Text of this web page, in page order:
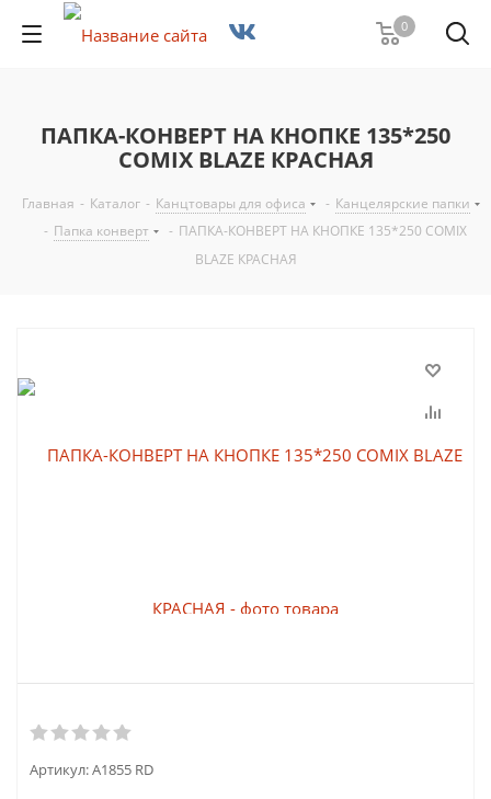
0
ПАПКА-КОНВЕРТ НА КНОПКЕ 135*250
COMIX BLAZE КРАСНАЯ
Главная - Каталог - Канцтовары для офиса - Канцелярские папки
- Папка конверт - ПАПКА-КОНВЕРТ НА КНОПКЕ 135*250 COMIX
BLAZE КРАСНАЯ
Артикул:A1855 RD